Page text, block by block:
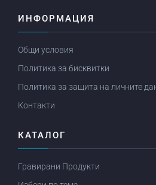
ИНФОРМАЦИЯ
Общи условия
Политика за бисквитки
Политика за защита на личните
Контакти
КАТАЛОГ
Гравирани Продукти